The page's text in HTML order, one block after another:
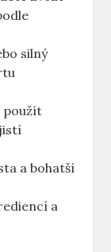
silný
použít
a bohatší
a